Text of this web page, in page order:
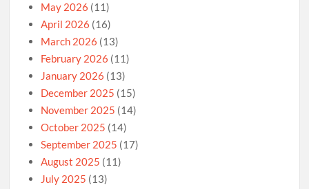
May 2026 (11)
April 2026 (16)
March 2026 (13)
February 2026 (11)
January 2026 (13)
December 2025 (15)
November 2025 (14)
October 2025 (14)
September 2025 (17)
August 2025 (11)
July 2025 (13)